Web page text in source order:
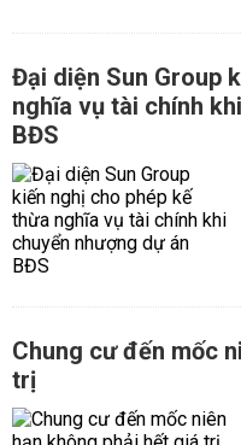
Đại diện Sun Group
nghĩa vụ tài chính
BĐS
Chung cư đến mốc
trị